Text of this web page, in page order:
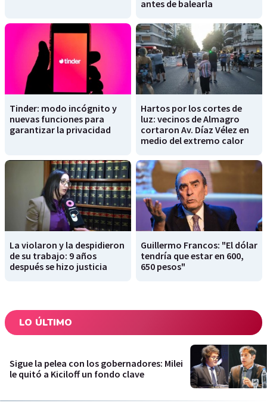
antes de balearla
Tinder: modo incógnito y
nuevas funciones para
garantizar la privacidad
Hartos por los cortes de
luz: vecinos de Almagro
cortaron Av. Díaz Vélez en
medio del extremo calor
La violaron y la despidieron
de su trabajo: 9 años
después se hizo justicia
Guillermo Francos: "El dólar
tendría que estar en 600,
650 pesos"
LO ÚLTIMO
Sigue la pelea con los gobernadores: Milei
le quitó a Kiciloff un fondo clave